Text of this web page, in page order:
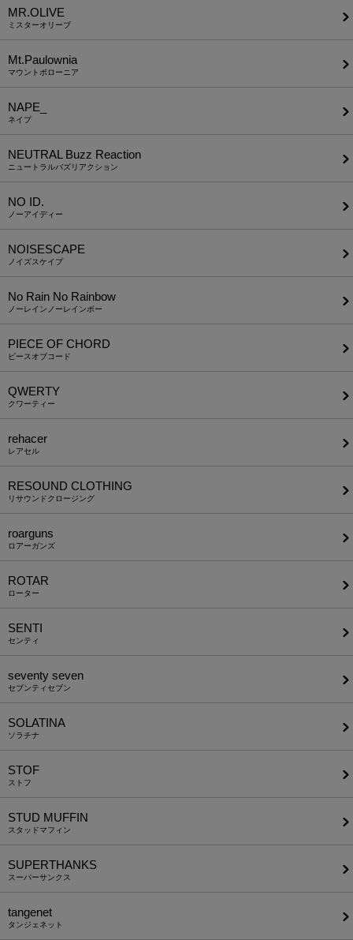
MR.OLIVE
ミスターオリーブ
Mt.Paulownia
マウントポローニア
NAPE_
ネイプ
NEUTRAL Buzz Reaction
ニュートラルバズリアクション
NO ID.
ノーアイディー
NOISESCAPE
ノイズスケイプ
No Rain No Rainbow
ノーレインノーレインボー
PIECE OF CHORD
ピースオブコード
QWERTY
クワーティー
rehacer
レアセル
RESOUND CLOTHING
リサウンドクロージング
roarguns
ロアーガンズ
ROTAR
ローター
SENTI
センティ
seventy seven
セブンティセブン
SOLATINA
ソラチナ
STOF
ストフ
STUD MUFFIN
スタッドマフィン
SUPERTHANKS
スーパーサンクス
tangenet
タンジェネット